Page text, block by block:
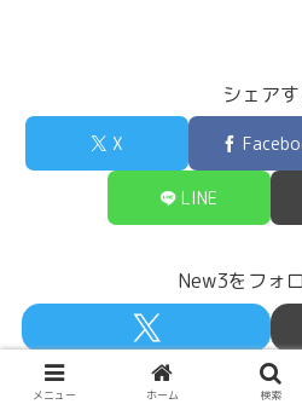
シェア
X
LINE
New3をフォ
メニュー ホーム 検索